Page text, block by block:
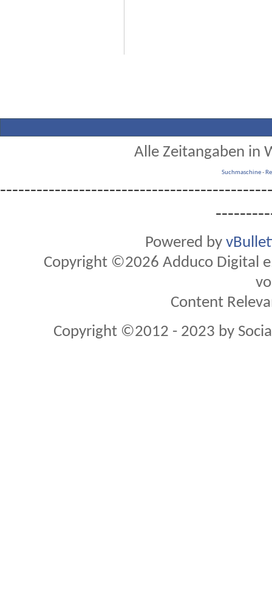
Alle Zeitangaben in
Suchmaschine-
Powered by
Copyright ©2026 Adduco Digital
Content
Copyright ©2012 - 2023 by